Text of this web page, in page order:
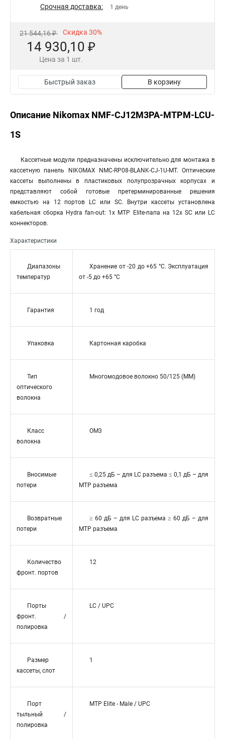
Срочная доставка: 1 день
21 544,16 ₽ Скидка 30%
14 930,10 ₽
Цена за 1 шт.
Быстрый заказ В корзину
Описание Nikomax NMF-CJ12M3PA-MTPM-LCU-
1S
Кассетные модули предназначены исключительно для монтажа в
кассетную панель NIKOMAX NMC-RP08-BLANK-CJ-1U-MT. Оптические
кассеты выполнены в пластиковых полупрозрачных корпусах и
представляют собой готовые претерминированные решения
емкостью на 12 портов LC или SC. Внутри кассеты установлена
кабельная сборка Hydra fan-out: 1х MTP Elite-папа на 12х SC или LC
коннекторов.
Характеристики
Диапазоны
температур
Хранение от -20 до +65 °C. Эксплуатация
от -5 до +65 °C
Гарантия 1 год
Упаковка Картонная каробка
Тип
оптического
волокна
Многомодовое волокно 50/125 (MM)
Класс
волокна
OM3
Вносимые
потери
≤ 0,25 дБ – для LC разъема ≤ 0,1 дБ – для
MTP разъема
Возвратные
потери
≥ 60 дБ – для LC разъема ≥ 60 дБ – для
MTP разъема
Количество
фронт. портов
12
Порты
фронт. /
полировка
LC / UPC
Размер
кассеты, слот
1
Порт
тыльный /
полировка
MTP Elite - Male / UPC